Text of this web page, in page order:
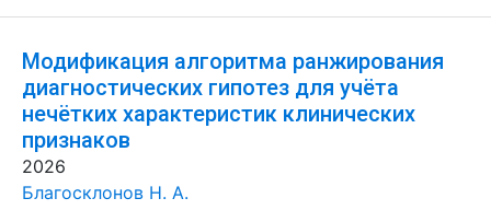
Модификация алгоритма ранжирования
диагностических гипотез для учёта
нечётких характеристик клинических
признаков
2026
Благосклонов Н. А.